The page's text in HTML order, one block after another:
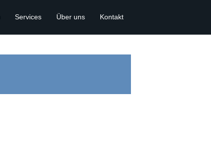
Services Über uns Kontakt